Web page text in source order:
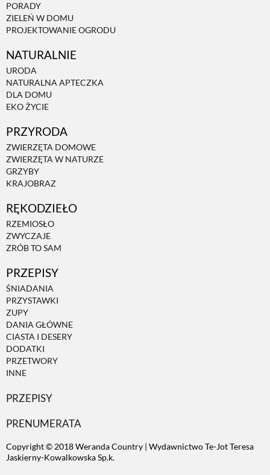
PORADY
ZIELEŃ W DOMU
PROJEKTOWANIE OGRODU
NATURALNIE
URODA
NATURALNA APTECZKA
DLA DOMU
EKO ŻYCIE
PRZYRODA
ZWIERZĘTA DOMOWE
ZWIERZĘTA W NATURZE
GRZYBY
KRAJOBRAZ
RĘKODZIEŁO
RZEMIOSŁO
ZWYCZAJE
ZRÓB TO SAM
PRZEPISY
ŚNIADANIA
PRZYSTAWKI
ZUPY
DANIA GŁÓWNE
CIASTA I DESERY
DODATKI
PRZETWORY
INNE
PRZEPISY
PRENUMERATA
Copyright © 2018 Weranda Country | Wydawnictwo Te-Jot Teresa
Jaskierny-Kowalkowska Sp.k.